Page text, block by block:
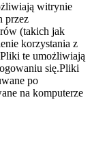
witrynie
przez
(takich jak
korzystania z
te umożliwiają
się.Pliki
po
na komputerze